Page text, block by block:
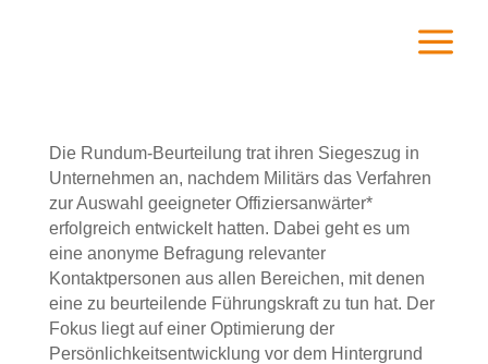
a
Die Rundum-Beurteilung trat ihren Siegeszug in
Unternehmen an, nachdem Militärs das Verfahren
zur Auswahl geeigneter Offiziersanwärter*
erfolgreich entwickelt hatten. Dabei geht es um
eine anonyme Befragung relevanter
Kontaktpersonen aus allen Bereichen, mit denen
eine zu beurteilende Führungskraft zu tun hat. Der
Fokus liegt auf einer Optimierung der
Persönlichkeitsentwicklung vor dem Hintergrund